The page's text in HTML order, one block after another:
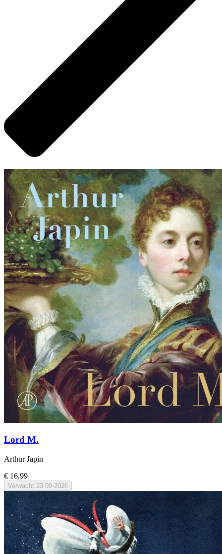
Lord M.
Arthur Japin
€ 16,99
Verwacht 23-09-2026